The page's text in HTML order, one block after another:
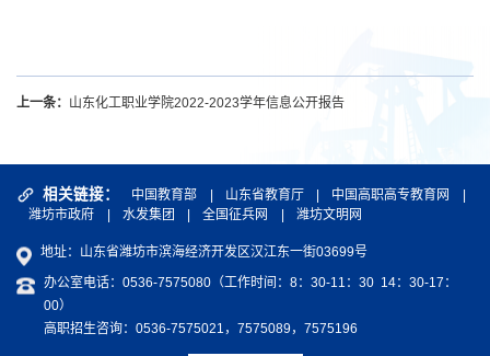
上一条： 山东化工职业学院2022-2023学年信息公开报告
相关链接： 中国教育部 | 山东省教育厅 | 中国高职高专教育网
|
潍坊市政府
| 水发集团 | 全国征兵网 | 潍坊文明网
地址：山东省潍坊市滨海经济开发区汉江东一街03699号
办公室电话：0536-7575080（工作时间：8：30-11：30 14：30-17：
00）
高职招生咨询：0536-7575021，7575089，7575196